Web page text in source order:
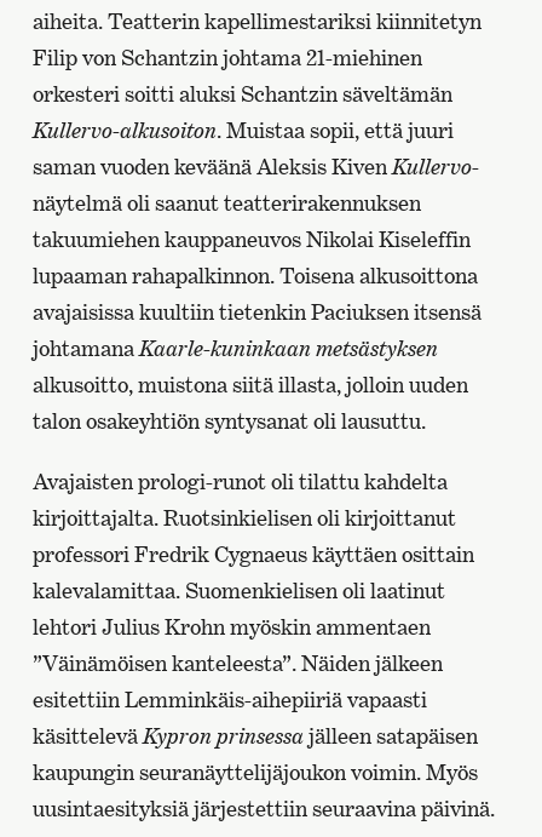
aiheita. Teatterin kapellimestariksi kiinnitetyn
Filip von Schantzin johtama 21-miehinen
orkesteri soitti aluksi Schantzin säveltämän
Kullervo-alkusoiton. Muistaa sopii, että juuri
saman vuoden keväänä Aleksis KivenKullervo-
näytelmä oli saanut teatterirakennuksen
takuumiehen kauppaneuvos Nikolai Kiseleffin
lupaaman rahapalkinnon. Toisena alkusoittona
avajaisissa kuultiin tietenkin Paciuksen itsensä
johtamanaKaarle-kuninkaan metsästyksen
alkusoitto, muistona siitä illasta, jolloin uuden
talon osakeyhtiön syntysanat oli lausuttu.
Avajaisten prologi-runot oli tilattu kahdelta
kirjoittajalta. Ruotsinkielisen oli kirjoittanut
professori Fredrik Cygnaeus käyttäen osittain
kalevalamittaa. Suomenkielisen oli laatinut
lehtori Julius Krohn myöskin ammentaen
”Väinämöisen kanteleesta”. Näiden jälkeen
esitettiin Lemminkäis-aihepiiriä vapaasti
käsittelevä Kypron prinsessajälleen satapäisen
kaupungin seuranäyttelijäjoukon voimin. Myös
uusintaesityksiä järjestettiin seuraavina päivinä.